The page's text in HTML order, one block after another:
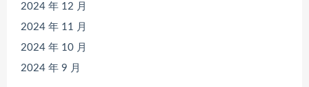
2024 年 12 月
2024 年 11 月
2024 年 10 月
2024 年 9 月